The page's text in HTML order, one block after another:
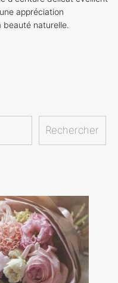
appréciation
beauté naturelle.
Rechercher